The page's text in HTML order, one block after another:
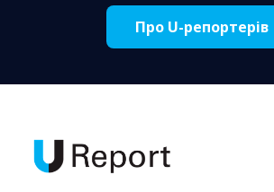
Про U-репортерів